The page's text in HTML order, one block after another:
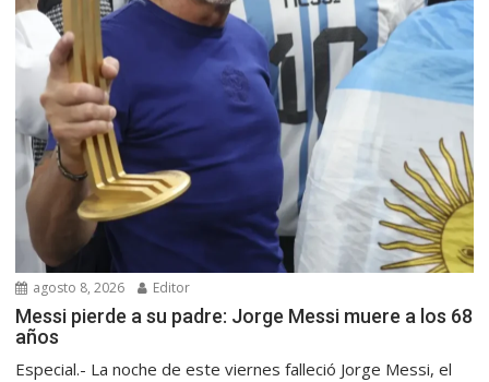
agosto 8, 2026 Editor
Messi pierde a su padre: Jorge Messi muere a los 68
años
Especial.- La noche de este viernes falleció Jorge Messi, el